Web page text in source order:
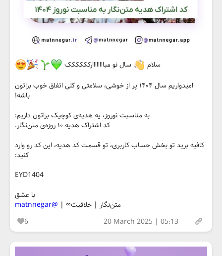
سلام
سال نو مباااااااارکککککک
امیدواریم سال ۱۴۰۴ پر از خوشی، سلامتی و کلی اتفاق خوب براتون
باشه!
به مناسبت نوروز، یه هدیه‌ی کوچیک براتون داریم:
کد اشتراک هدیه ۱۰ روزه‌ی متن‌نگار.
کافیه برید تو بخش حساب کاربری، تو قسمت کد هدیه، این کد رو وارد
کنید:
EYD1404
با عشق
متن‌نگار | خلاقیت∞ | @matnnegar
6
20 March 2025 | 05:13